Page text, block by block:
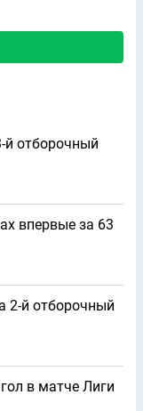
й отборочный
впервые за 63
2-й отборочный
в матче Лиги